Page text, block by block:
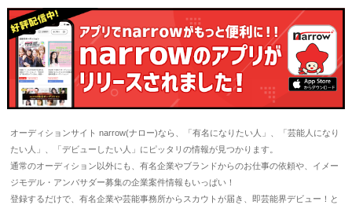
オーディションサイト narrow(ナロー)なら、「有名になりたい人」、「芸能人になり
たい人」、「デビューしたい人」にピッタリの情報が見つかります。
通常のオーディション以外にも、有名企業やブランドからのお仕事の依頼や、イメー
ジモデル・アンバサダー募集の企業案件情報もいっぱい！
登録するだけで、有名企業や芸能事務所からスカウトが届き、即芸能界デビュー！と